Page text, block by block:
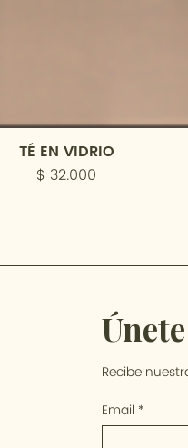
TÉ EN VIDRIO
Precio
$ 32.000
Recibe
Email *